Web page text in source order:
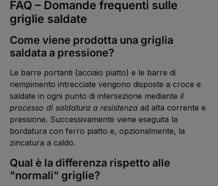
FAQ – Domande frequenti sulle
griglie saldate
Come viene prodotta una griglia
saldata a pressione?
Le barre portanti (acciaio piatto) e le barre di
riempimento intrecciate vengono disposte a croce e
saldate in ogni punto di intersezione mediante il
processo di saldatura a resistenza ad alta corrente e
pressione. Successivamente viene eseguita la
bordatura con ferro piatto e, opzionalmente, la
zincatura a caldo.
Qual è la differenza rispetto alle
"normali" griglie?